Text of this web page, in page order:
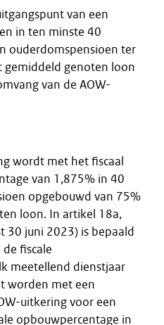
van een
in ten minste 40
ouderdomspensioen ter
gemiddeld genoten loon
van de AOW-
wordt met het fiscaal
van 1,875% in 40
opgebouwd van 75%
loon. In artikel 18a,
30 juni 2023) is bepaald
fiscale
meetellend dienstjaar
worden met een
uitkering voor een
opbouwpercentage in